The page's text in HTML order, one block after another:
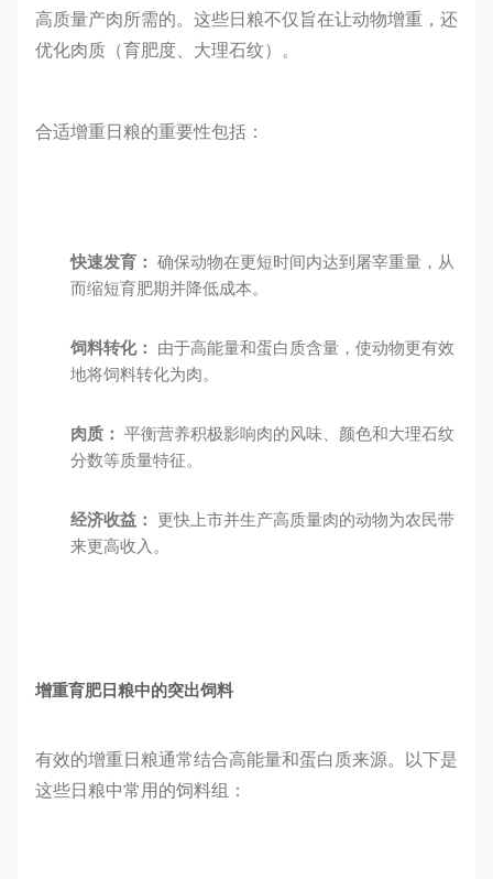
高质量产肉所需的。这些日粮不仅旨在让动物增重，还
优化肉质（育肥度、大理石纹）。
合适增重日粮的重要性包括：
快速发育： 确保动物在更短时间内达到屠宰重量，从
而缩短育肥期并降低成本。
饲料转化：
由于高能量和蛋白质含量，使动物更有效
地将饲料转化为肉。
肉质： 平衡营养积极影响肉的风味、颜色和大理石纹
分数等质量特征。
经济收益：
更快上市并生产高质量肉的动物为农民带
来更高收入。
增重育肥日粮中的突出饲料
有效的增重日粮通常结合高能量和蛋白质来源。以下是
这些日粮中常用的饲料组：